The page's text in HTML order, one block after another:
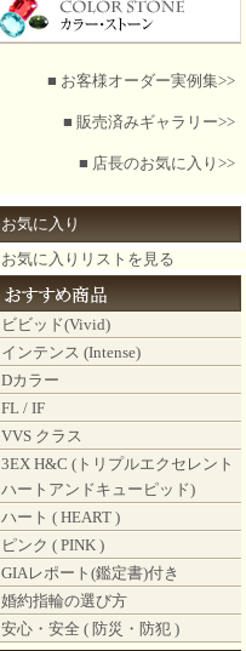
■ お客様オーダー実例集>>
■ 販売済みギャラリー>>
■ 店長のお気に入り>>
お気に入り
お気に入りリストを見る
ビビッド(Vivid)
インテンス (Intense)
Dカラー
FL / IF
VVS クラス
3EX H&C (トリプルエクセレント
ハートアンドキューピッド)
ハート ( HEART )
ピンク ( PINK )
GIAレポート(鑑定書)付き
婚約指輪の選び方
安心・安全 ( 防災・防犯 )